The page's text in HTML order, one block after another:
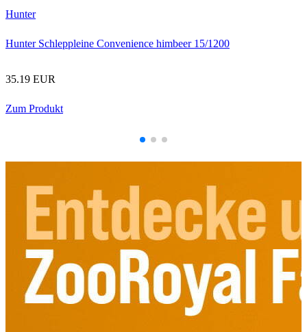
Hunter
Hunter Schleppleine Convenience himbeer 15/1200
35.19 EUR
Zum Produkt